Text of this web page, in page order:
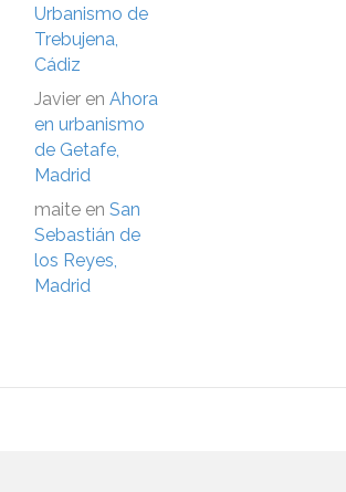
Urbanismo de
Trebujena,
Cádiz
Javier en Ahora
en urbanismo
de Getafe,
Madrid
maite en San
Sebastián de
los Reyes,
Madrid